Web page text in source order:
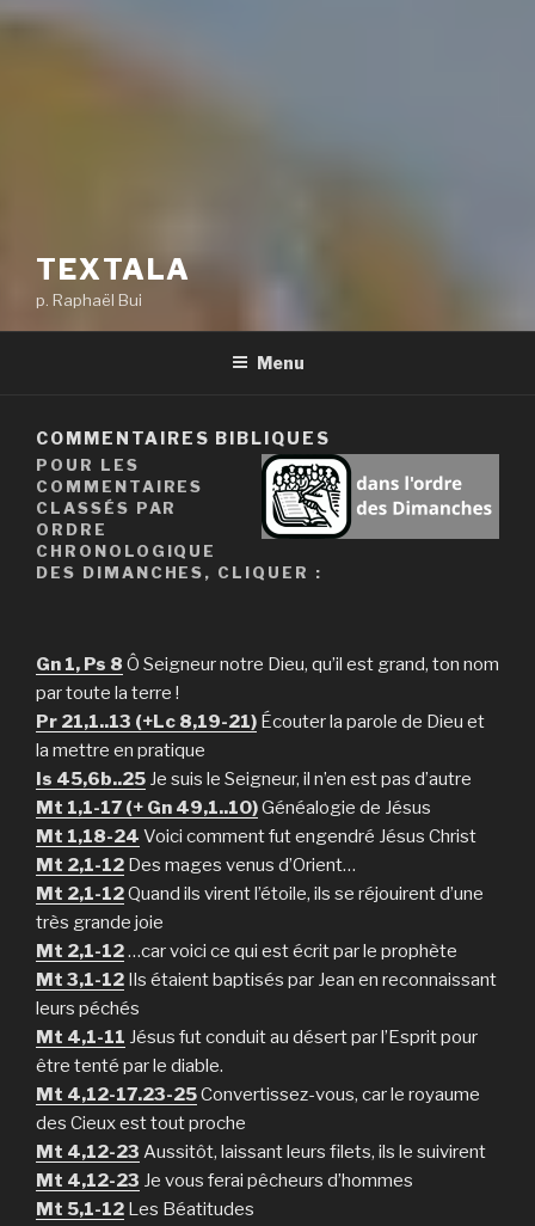
TEXTALA
p. Raphaël Bui
Menu
COMMENTAIRES BIBLIQUES
POUR LES
COMMENTAIRES
CLASSÉS PAR
ORDRE
CHRONOLOGIQUE
DES DIMANCHES, CLIQUER :
Gn 1, Ps 8 Ô Seigneur notre Dieu, qu’il est grand, ton nom
par toute la terre !
Pr 21,1..13 (+Lc 8,19-21) Écouter la parole de Dieu et
la mettre en pratique
Is 45,6b..25 Je suis le Seigneur, il n’en est pas d’autre
Mt 1,1-17 (+ Gn 49,1..10)Généalogie de Jésus
Mt 1,18-24 Voici comment fut engendré Jésus Christ
Mt 2,1-12 Des mages venus d’Orient…
Mt 2,1-12Quand ils virent l’étoile, ils se réjouirent d’une
très grande joie
Mt 2,1-12…car voici ce qui est écrit par le prophète
Mt 3,1-12 Ils étaient baptisés par Jean en reconnaissant
leurs péchés
Mt 4,1-11 Jésus fut conduit au désert par l’Esprit pour
être tenté par le diable.
Mt 4,12-17.23-25Convertissez-vous, car le royaume
des Cieux est tout proche
Mt 4,12-23 Aussitôt, laissant leurs filets, ils le suivirent
Mt 4,12-23 Je vous ferai pêcheurs d’hommes
Mt 5,1-12 Les Béatitudes